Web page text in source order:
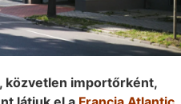
közvetlen importőrként,